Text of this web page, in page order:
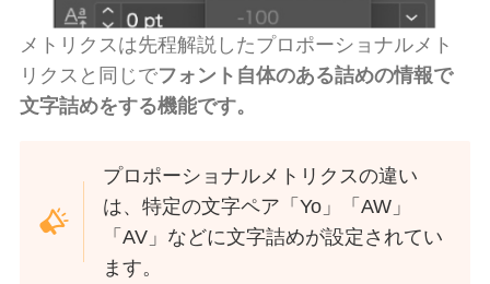
メトリクスは先程解説したプロポーショナルメト
リクスと同じでフォント自体のある詰めの情報で
文字詰めをする機能です。
プロポーショナルメトリクスの違い
は、特定の文字ペア「Yo」「AW」
「AV」などに文字詰めが設定されてい
ます。